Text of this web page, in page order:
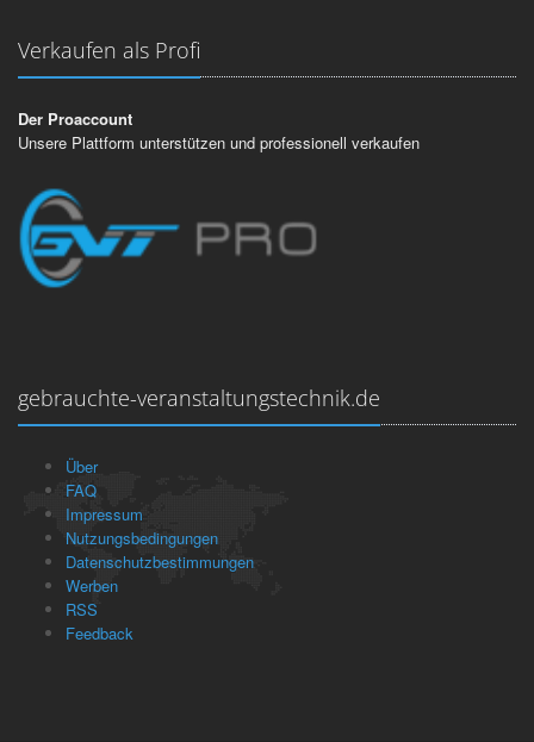
Verkaufen als Profi
Der Proaccount
Unsere Plattform unterstützen und professionell verkaufen
gebrauchte-veranstaltungstechnik.de
Über
FAQ
Impressum
Nutzungsbedingungen
Datenschutzbestimmungen
Werben
RSS
Feedback